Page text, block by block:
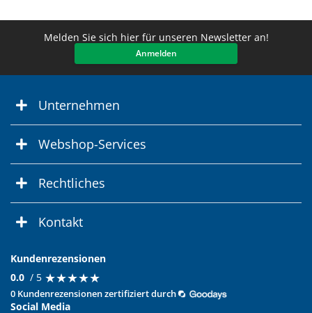
Melden Sie sich hier für unseren Newsletter an!
Anmelden
Unternehmen
Webshop-Services
Rechtliches
Kontakt
Kundenrezensionen
0.0 / 5 ★★★★★
★★★★★
0 Kundenrezensionen zertifiziert durch
Social Media